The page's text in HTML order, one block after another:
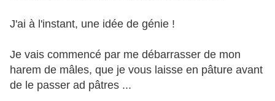
J'ai à l'instant, une idée de génie !
Je vais commencé par me débarrasser de mon
harem de mâles, que je vous laisse en pâture avant
de le passer ad pâtres ...